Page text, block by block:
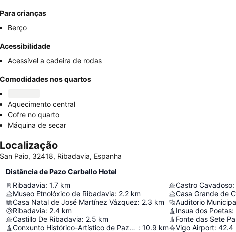
Para crianças
Berço
Acessibilidade
Acessível a cadeira de rodas
Comodidades nos quartos
Aquecimento central
Cofre no quarto
Máquina de secar
Localização
San Paio, 32418, Ribadavia, Espanha
Distância de Pazo Carballo Hotel
Ribadavia: 1.7 km
Museo Etnolóxico de Ribadavia: 2.2 km
Casa Natal de José Martínez Vázquez: 2.3 km
Ribadavia: 2.4 km
Castillo De Ribadavia: 2.5 km
Conxunto Histórico-Artístico de Pazos de Arenteiro : 10.9 km
Castro Cavadoso:
Casa Grande de
Auditorio
Insua dos Poetas:
Fonte das Sete
Vigo Airport: 42.4